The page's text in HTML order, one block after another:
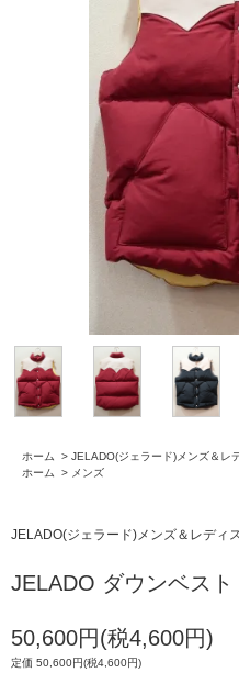
ホーム > JELADO(ジェラード)メンズ＆レ
ホーム
> メンズ
JELADO(ジェラード)メンズ＆レディ
JELADO ダウンベス
50,600円(税4,600円)
定価 50,600円(税4,600円)